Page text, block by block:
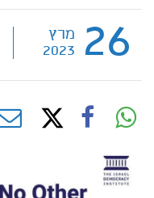
26 מרץ
2023